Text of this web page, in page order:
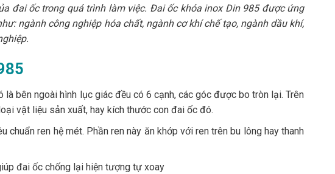
đai ốc trong quá trình làm việc. Đai ốc khóa inox Din 985 được ứng
ngành công nghiệp hóa chất, ngành cơ khí chế tạo, ngành dầu khí,
bên ngoài hình lục giác đều có 6 cạnh, các góc được bo tròn lại. Trên
vật liệu sản xuất, hay kích thước con đai ốc đó.
ren hệ mét. Phần ren này ăn khớp với ren trên bu lông hay thanh
đai ốc chống lại hiện tượng tự xoay